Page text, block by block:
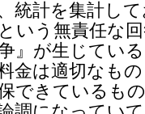
統計を集計し
いう無責任な
』が生じてい
料金は適切なも
できているも